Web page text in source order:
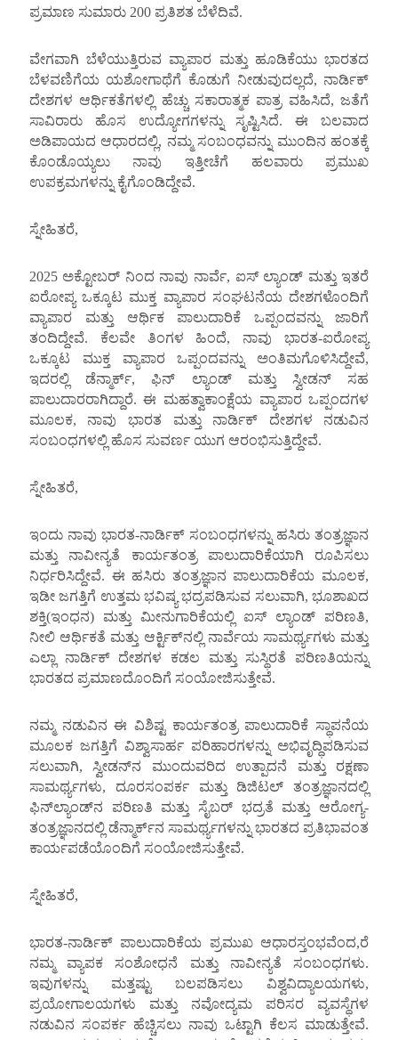
ಪ್ರಮಾಣ ಸುಮಾರು 200 ಪ್ರತಿಶತ ಬೆಳೆದಿವೆ.
ವೇಗವಾಗಿ ಬೆಳೆಯುತ್ತಿರುವ ವ್ಯಾಪಾರ ಮತ್ತು ಹೂಡಿಕೆಯು ಭಾರತದ
ಬೆಳವಣಿಗೆಯ ಯಶೋಗಾಥೆಗೆ ಕೊಡುಗೆ ನೀಡುವುದಲ್ಲದೆ, ನಾರ್ಡಿಕ್
ದೇಶಗಳ ಆರ್ಥಿಕತೆಗಳಲ್ಲಿ ಹೆಚ್ಚು ಸಕಾರಾತ್ಮಕ ಪಾತ್ರ ವಹಿಸಿದೆ, ಜತೆಗೆ
ಸಾವಿರಾರು ಹೊಸ ಉದ್ಯೋಗಗಳನ್ನು ಸೃಷ್ಟಿಸಿದೆ. ಈ ಬಲವಾದ
ಅಡಿಪಾಯದ ಆಧಾರದಲ್ಲಿ, ನಮ್ಮ ಸಂಬಂಧವನ್ನು ಮುಂದಿನ ಹಂತಕ್ಕೆ
ಕೊಂಡೊಯ್ಯಲು ನಾವು ಇತ್ತೀಚೆಗೆ ಹಲವಾರು ಪ್ರಮುಖ
ಉಪಕ್ರಮಗಳನ್ನು ಕೈಗೊಂಡಿದ್ದೇವೆ.
ಸ್ನೇಹಿತರೆ,
2025 ಅಕ್ಟೋಬರ್ ನಿಂದ ನಾವು ನಾರ್ವೆ, ಐಸ್ ಲ್ಯಾಂಡ್ ಮತ್ತು ಇತರೆ
ಐರೋಪ್ಯ ಒಕ್ಕೂಟ ಮುಕ್ತ ವ್ಯಾಪಾರ ಸಂಘಟನೆಯ ದೇಶಗಳೊಂದಿಗೆ
ವ್ಯಾಪಾರ ಮತ್ತು ಆರ್ಥಿಕ ಪಾಲುದಾರಿಕೆ ಒಪ್ಪಂದವನ್ನು ಜಾರಿಗೆ
ತಂದಿದ್ದೇವೆ. ಕೆಲವೇ ತಿಂಗಳ ಹಿಂದೆ, ನಾವು ಭಾರತ-ಐರೋಪ್ಯ
ಒಕ್ಕೂಟ ಮುಕ್ತ ವ್ಯಾಪಾರ ಒಪ್ಪಂದವನ್ನು ಅಂತಿಮಗೊಳಿಸಿದ್ದೇವೆ,
ಇದರಲ್ಲಿ ಡೆನ್ಮಾರ್ಕ್, ಫಿನ್ ಲ್ಯಾಂಡ್ ಮತ್ತು ಸ್ವೀಡನ್ ಸಹ
ಪಾಲುದಾರರಾಗಿದ್ದಾರೆ. ಈ ಮಹತ್ವಾಕಾಂಕ್ಷೆಯ ವ್ಯಾಪಾರ ಒಪ್ಪಂದಗಳ
ಮೂಲಕ, ನಾವು ಭಾರತ ಮತ್ತು ನಾರ್ಡಿಕ್ ದೇಶಗಳ ನಡುವಿನ
ಸಂಬಂಧಗಳಲ್ಲಿ ಹೊಸ ಸುವರ್ಣ ಯುಗ ಆರಂಭಿಸುತ್ತಿದ್ದೇವೆ.
ಸ್ನೇಹಿತರೆ,
ಇಂದು ನಾವು ಭಾರತ-ನಾರ್ಡಿಕ್ ಸಂಬಂಧಗಳನ್ನು ಹಸಿರು ತಂತ್ರಜ್ಞಾನ
ಮತ್ತು ನಾವೀನ್ಯತೆ ಕಾರ್ಯತಂತ್ರ ಪಾಲುದಾರಿಕೆಯಾಗಿ ರೂಪಿಸಲು
ನಿರ್ಧರಿಸಿದ್ದೇವೆ. ಈ ಹಸಿರು ತಂತ್ರಜ್ಞಾನ ಪಾಲುದಾರಿಕೆಯ ಮೂಲಕ,
ಇಡೀ ಜಗತ್ತಿಗೆ ಉತ್ತಮ ಭವಿಷ್ಯ ಭದ್ರಪಡಿಸುವ ಸಲುವಾಗಿ, ಭೂಶಾಖದ
ಶಕ್ತಿ(ಇಂಧನ) ಮತ್ತು ಮೀನುಗಾರಿಕೆಯಲ್ಲಿ ಐಸ್ ಲ್ಯಾಂಡ್ ಪರಿಣತಿ,
ನೀಲಿ ಆರ್ಥಿಕತೆ ಮತ್ತು ಆರ್ಕ್ಟಿಕ್‌ನಲ್ಲಿ ನಾರ್ವೆಯ ಸಾಮರ್ಥ್ಯಗಳು ಮತ್ತು
ಎಲ್ಲಾ ನಾರ್ಡಿಕ್ ದೇಶಗಳ ಕಡಲ ಮತ್ತು ಸುಸ್ಥಿರತೆ ಪರಿಣತಿಯನ್ನು
ಭಾರತದ ಪ್ರಮಾಣದೊಂದಿಗೆ ಸಂಯೋಜಿಸುತ್ತೇವೆ.
ನಮ್ಮ ನಡುವಿನ ಈ ವಿಶಿಷ್ಟ ಕಾರ್ಯತಂತ್ರ ಪಾಲುದಾರಿಕೆ ಸ್ಥಾಪನೆಯ
ಮೂಲಕ ಜಗತ್ತಿಗೆ ವಿಶ್ವಾಸಾರ್ಹ ಪರಿಹಾರಗಳನ್ನು ಅಭಿವೃದ್ಧಿಪಡಿಸುವ
ಸಲುವಾಗಿ, ಸ್ವೀಡನ್‌ನ ಮುಂದುವರಿದ ಉತ್ಪಾದನೆ ಮತ್ತು ರಕ್ಷಣಾ
ಸಾಮರ್ಥ್ಯಗಳು, ದೂರಸಂಪರ್ಕ ಮತ್ತು ಡಿಜಿಟಲ್ ತಂತ್ರಜ್ಞಾನದಲ್ಲಿ
ಫಿನ್‌ಲ್ಯಾಂಡ್‌ನ ಪರಿಣತಿ ಮತ್ತು ಸೈಬರ್ ಭದ್ರತೆ ಮತ್ತು ಆರೋಗ್ಯ-
ತಂತ್ರಜ್ಞಾನದಲ್ಲಿ ಡೆನ್ಮಾರ್ಕ್‌ನ ಸಾಮರ್ಥ್ಯಗಳನ್ನು ಭಾರತದ ಪ್ರತಿಭಾವಂತ
ಕಾರ್ಯಪಡೆಯೊಂದಿಗೆ ಸಂಯೋಜಿಸುತ್ತೇವೆ.
ಸ್ನೇಹಿತರೆ,
ಭಾರತ-ನಾರ್ಡಿಕ್ ಪಾಲುದಾರಿಕೆಯ ಪ್ರಮುಖ ಆಧಾರಸ್ತಂಭವೆಂದ,ರೆ
ನಮ್ಮ ವ್ಯಾಪಕ ಸಂಶೋಧನೆ ಮತ್ತು ನಾವೀನ್ಯತೆ ಸಂಬಂಧಗಳು.
ಇವುಗಳನ್ನು ಮತ್ತಷ್ಟು ಬಲಪಡಿಸಲು ವಿಶ್ವವಿದ್ಯಾಲಯಗಳು,
ಪ್ರಯೋಗಾಲಯಗಳು ಮತ್ತು ನವೋದ್ಯಮ ಪರಿಸರ ವ್ಯವಸ್ಥೆಗಳ
ನಡುವಿನ ಸಂಪರ್ಕ ಹೆಚ್ಚಿಸಲು ನಾವು ಒಟ್ಟಾಗಿ ಕೆಲಸ ಮಾಡುತ್ತೇವೆ.